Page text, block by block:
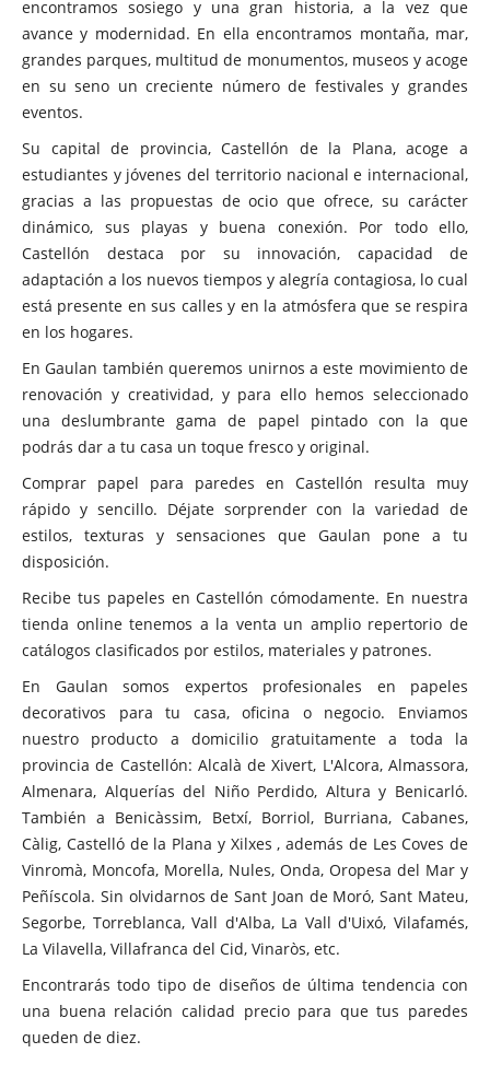
encontramos sosiego y una gran historia, a la vez que
avance y modernidad. En ella encontramos montaña, mar,
grandes parques, multitud de monumentos, museos y acoge
en su seno un creciente número de festivales y grandes
eventos.
Su capital de provincia, Castellón de la Plana, acoge a
estudiantes y jóvenes del territorio nacional e internacional,
gracias a las propuestas de ocio que ofrece, su carácter
dinámico, sus playas y buena conexión. Por todo ello,
Castellón destaca por su innovación, capacidad de
adaptación a los nuevos tiempos y alegría contagiosa, lo cual
está presente en sus calles y en la atmósfera que se respira
en los hogares.
En Gaulan también queremos unirnos a este movimiento de
renovación y creatividad, y para ello hemos seleccionado
una deslumbrante gama de papel pintado con la que
podrás dar a tu casa un toque fresco y original.
Comprar papel para paredes en Castellón resulta muy
rápido y sencillo. Déjate sorprender con la variedad de
estilos, texturas y sensaciones que Gaulan pone a tu
disposición.
Recibe tus papeles en Castellón cómodamente. En nuestra
tienda online tenemos a la venta un amplio repertorio de
catálogos clasificados por estilos, materiales y patrones.
En Gaulan somos expertos profesionales en papeles
decorativos para tu casa, oficina o negocio. Enviamos
nuestro producto a domicilio gratuitamente a toda la
provincia de Castellón: Alcalà de Xivert, L'Alcora, Almassora,
Almenara, Alquerías del Niño Perdido, Altura y Benicarló.
También a Benicàssim, Betxí, Borriol, Burriana, Cabanes,
Càlig, Castelló de la Plana y Xilxes , además de Les Coves de
Vinromà, Moncofa, Morella, Nules, Onda, Oropesa del Mar y
Peñíscola. Sin olvidarnos de Sant Joan de Moró, Sant Mateu,
Segorbe, Torreblanca, Vall d'Alba, La Vall d'Uixó, Vilafamés,
La Vilavella, Villafranca del Cid, Vinaròs, etc.
Encontrarás todo tipo de diseños de última tendencia con
una buena relación calidad precio para que tus paredes
queden de diez.